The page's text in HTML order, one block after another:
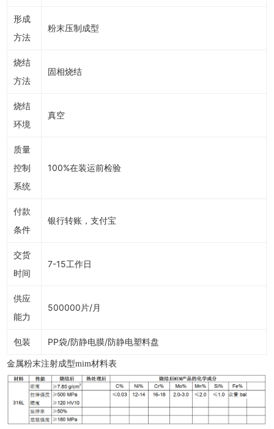
形成
方法
粉末压制成型
烧结
方法
固相烧结
烧结
环境
真空
质量
控制
系统
100%在装运前检验
付款
条件
银行转账，支付宝
交货
时间
7-15工作日
供应
能力
500000片/月
包装 PP袋/防静电膜/防静电塑料盘
金属粉末注射成型mim材料表